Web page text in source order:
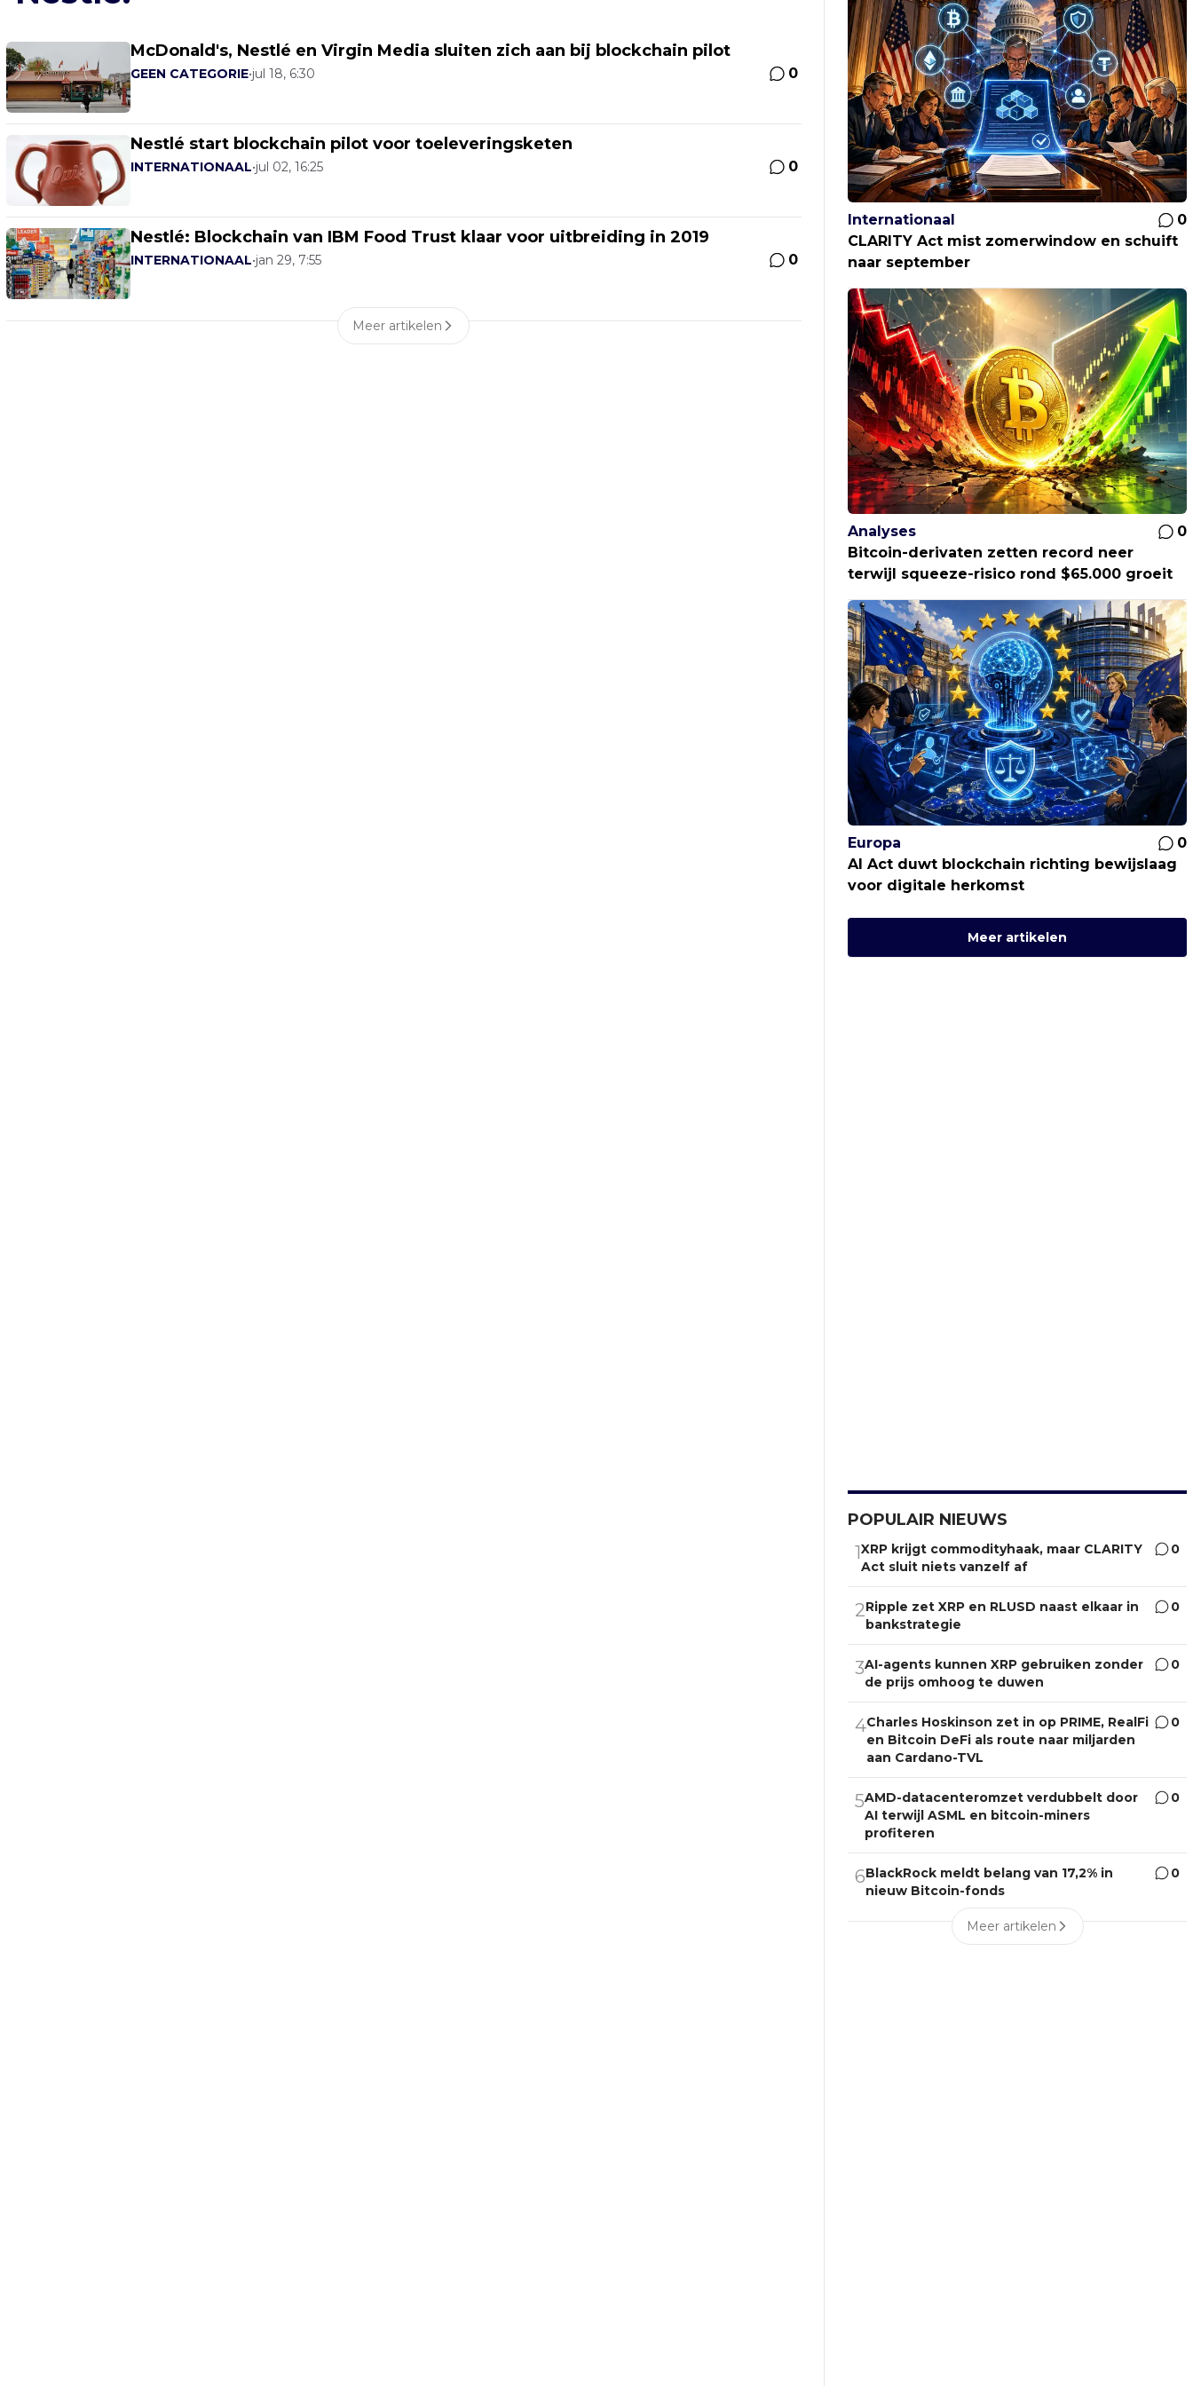
McDonald's, Nestlé en Virgin Media sluiten zich aan bij blockchain pilot
GEEN CATEGORIE•jul 18, 6:30 0
Nestlé start blockchain pilot voor toeleveringsketen
INTERNATIONAAL•jul 02, 16:25 0
Nestlé: Blockchain van IBM Food Trust klaar voor uitbreiding in 2019
INTERNATIONAAL•jan 29, 7:55 0
Meer artikelen
Internationaal
0
CLARITY Act mist zomerwindow en schuift
naar september
Analyses
0
Bitcoin-derivaten zetten record neer
terwijl squeeze-risico rond $65.000 groeit
Europa
0
AI Act duwt blockchain richting bewijslaag
voor digitale herkomst
Meer artikelen
POPULAIR NIEUWS
1XRP krijgt commodityhaak, maar CLARITY
Act sluit niets vanzelf af
0
2Ripple zet XRP en RLUSD naast elkaar in
bankstrategie
0
3AI-agents kunnen XRP gebruiken zonder
de prijs omhoog te duwen
0
4Charles Hoskinson zet in op PRIME, RealFi
en Bitcoin DeFi als route naar miljarden
aan Cardano-TVL
0
5AMD-datacenteromzet verdubbelt door
AI terwijl ASML en bitcoin-miners
profiteren
0
6BlackRock meldt belang van 17,2% in
nieuw Bitcoin-fonds
0
Meer artikelen